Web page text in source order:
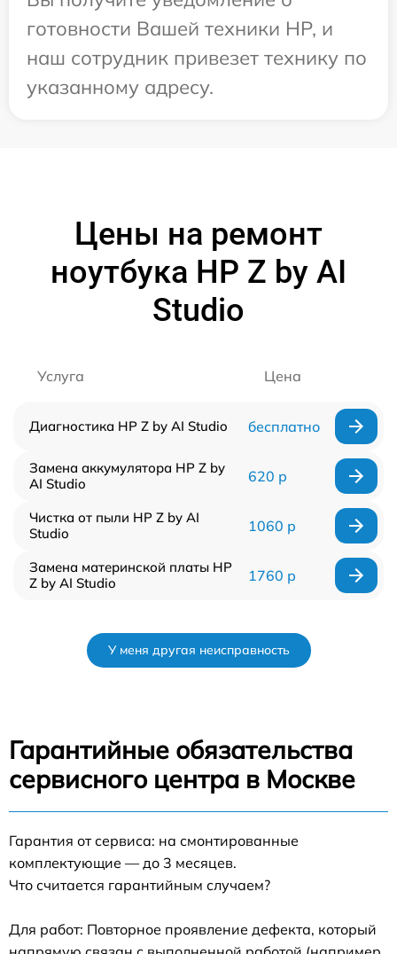
готовности Вашей техники HP, и
наш сотрудник привезет технику по
указанному адресу.
Цены на ремонт
ноутбука HP Z by AI
Studio
Услуга Цена
Диагностика HP Z by AI Studio бесплатно
Замена аккумулятора HP Z by
AI Studio
620 р
Чистка от пыли HP Z by AI
Studio
1060 р
Замена материнской платы HP
Z by AI Studio
1760 р
У меня другая неисправность
Гарантийные обязательства
сервисного центра в Москве
Гарантия от сервиса: на смонтированные
комплектующие — до 3 месяцев.
Что считается гарантийным случаем?
Для работ: Повторное проявление дефекта, который